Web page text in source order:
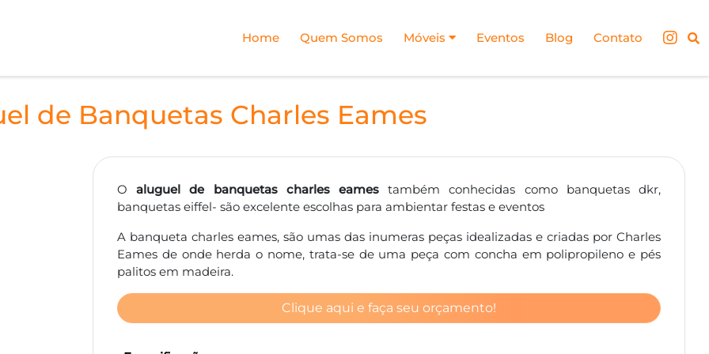
Home Quem Somos Móveis Eventos Blog Contato
de Banquetas Charles Eames
Oaluguel de banquetas charles eames também conhecidas como banquetas dkr,
banquetas eiffel- são excelente escolhas para ambientar festas e eventos
A banqueta charles eames, são umas das inumeras peças idealizadas e criadas por Charles
Eames de onde herda o nome, trata-se de uma peça com concha em polipropileno e pés
palitos em madeira.
Clique aqui e faça seu orçamento!